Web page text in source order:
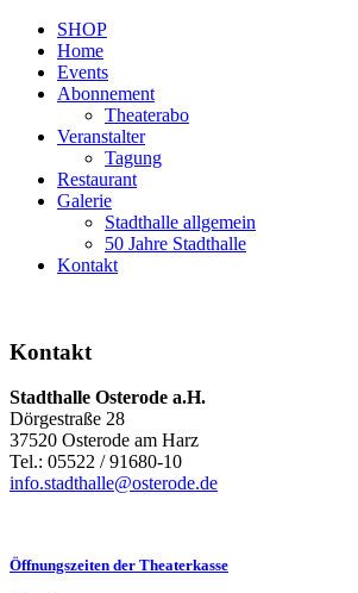
SHOP
Home
Events
Abonnement
Theaterabo
Veranstalter
Tagung
Restaurant
Galerie
Stadthalle allgemein
50 Jahre Stadthalle
Kontakt
Kontakt
Stadthalle Osterode a.H.
Dörgestraße 28
37520 Osterode am Harz
Tel.: 05522 / 91680-10
info.stadthalle@osterode.de
Öffnungszeiten der Theaterkasse